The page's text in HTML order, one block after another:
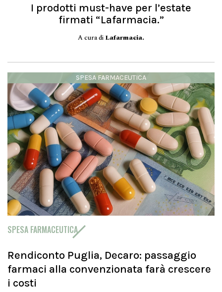
I prodotti must-have per l’estate
firmati “Lafarmacia.”
A cura di Lafarmacia.
SPESA FARMACEUTICA
SPESA FARMACEUTICA
Rendiconto Puglia, Decaro: passaggio
farmaci alla convenzionata farà crescere
i costi